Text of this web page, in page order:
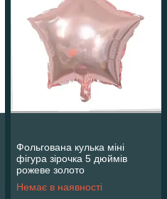
Фольгована кулька міні
фігура зірочка 5 дюймів
рожеве золото
Немає в наявності